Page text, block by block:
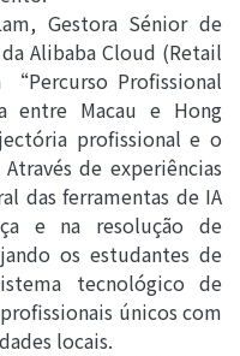
Gestora Sénior de
Alibaba Cloud (Retail
Profissional
entre Macau e Hong
profissional e o
de experiências
das ferramentas de IA
e na resolução de
os estudantes de
tecnológico de
únicos com
locais.